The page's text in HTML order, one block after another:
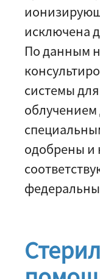
исключена
По данным
системы
одобрены и